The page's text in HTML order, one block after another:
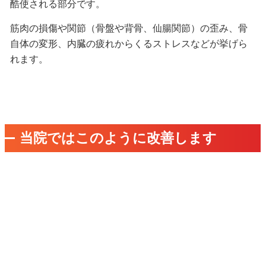
酷使される部分です。
筋肉の損傷や関節（骨盤や背骨、仙腸関節）の歪み、骨
自体の変形、内臓の疲れからくるストレスなどが挙げら
れます。
当院ではこのように改善します